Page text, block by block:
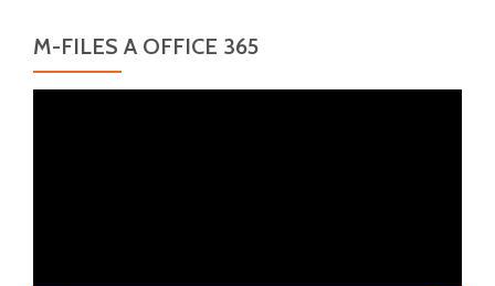
M-FILES A OFFICE 365